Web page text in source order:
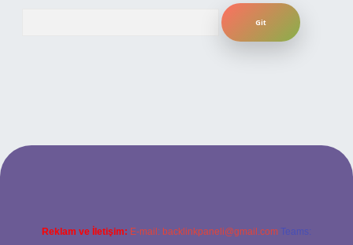
yeni giriş adresi
Reklam ve İletişim: E-mail: backlinkpaneli@gmail.com Teams: